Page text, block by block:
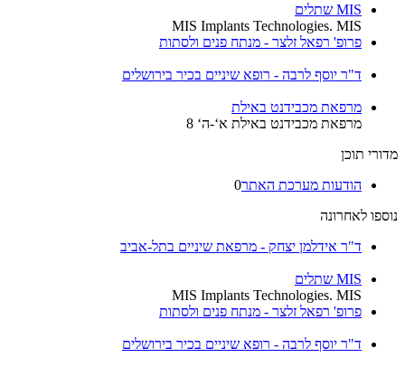
MIS שתלים
MIS Implants Technologies. MIS
פרופ' רפאל זלצר - מנתח פנים ולסתות
ד"ר יוסף לרבה - רופא שיניים בכיר בירושלים
מרפאת מכבידנט באילת
מרפאת מכבידנט באילת א‘-ה‘ 8
מדורי תוכן
הודעות מערכת האתר0
נוספו לאחרונה
ד"ר אידלמן יצחק - מרפאת שיניים בתל-אביב
MIS שתלים
MIS Implants Technologies. MIS
פרופ' רפאל זלצר - מנתח פנים ולסתות
ד"ר יוסף לרבה - רופא שיניים בכיר בירושלים